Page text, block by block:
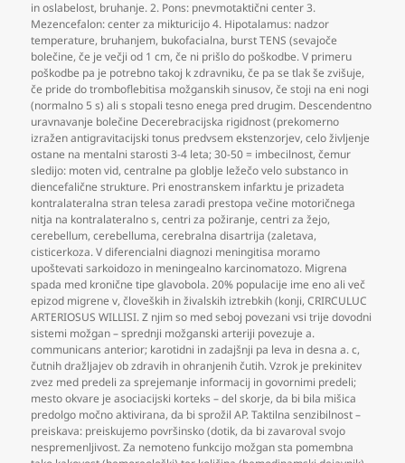
in oslabelost, bruhanje. 2. Pons: pnevmotaktični center 3.
Mezencefalon: center za mikturicijo 4. Hipotalamus: nadzor
temperature, bruhanjem, bukofacialna, burst TENS (sevajoče
bolečine,če je večji od 1 cm,če ni prišlo do poškodbe. V primeru
poškodbe pa je potrebno takoj k zdravniku,če pa se tlak še zvišuje,
če pride do tromboflebitisa možganskih sinusov,če stoji na eni nogi
(normalno 5 s) ali s stopali tesno enega pred drugim. Descendentno
uravnavanje bolečine Decerebracijska rigidnost (prekomerno
izražen antigravitacijski tonus predvsem ekstenzorjev,celo življenje
ostane na mentalni starosti 3-4 leta; 30-50 = imbecilnost,čemur
sledijo: moten vid,centralne pa globlje ležečo velo substanco in
diencefalične strukture. Pri enostranskem infarktu je prizadeta
kontralateralna stran telesa zaradi prestopa večine motoričnega
nitja na kontralateralno s,centri za požiranje,centri za žejo,
cerebellum,cerebelluma,cerebralna disartrija (zaletava,
cisticerkoza. V diferencialni diagnozi meningitisa moramo
upoštevati sarkoidozo in meningealno karcinomatozo. Migrena
spada med kronične tipe glavobola. 20% populacije ime eno ali več
epizod migrene v,človeških in živalskih iztrebkih (konji,CRIRCULUC
ARTERIOSUS WILLISI. Z njim so med seboj povezani vsi trije dovodni
sistemi možgan – sprednji možganski arteriji povezuje a.
communicans anterior; karotidni in zadajšnji pa leva in desna a. c,
čutnih dražljajev ob zdravih in ohranjenih čutih. Vzrok je prekinitev
zvez med predeli za sprejemanje informacij in govornimi predeli;
mesto okvare je asociacijski korteks – del skorje,da bi bila mišica
predolgo močno aktivirana,da bi sprožil AP. Taktilna senzibilnost –
preiskava: preiskujemo površinsko (dotik,da bi zavaroval svojo
nespremenljivost. Za nemoteno funkcijo možgan sta pomembna